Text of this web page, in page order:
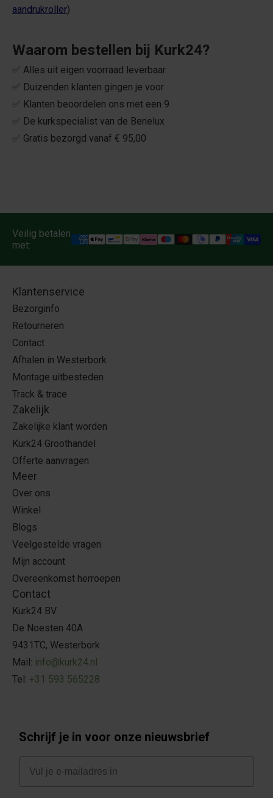
aandrukroller)
Waarom bestellen bij Kurk24?
✅ Alles uit eigen voorraad leverbaar
✅ Duizenden klanten gingen je voor
✅ Klanten beoordelen ons met een 9
✅ De kurkspecialist van de Benelux
✅ Gratis bezorgd vanaf € 95,00
Veilig betalen
met:
Klantenservice
Bezorginfo
Retourneren
Contact
Afhalen in Westerbork
Montage uitbesteden
Track & trace
Zakelijk
Zakelijke klant worden
Kurk24 Groothandel
Offerte aanvragen
Meer
Over ons
Winkel
Blogs
Veelgestelde vragen
Mijn account
Overeenkomst herroepen
Contact
Kurk24 BV
De Noesten 40A
9431TC, Westerbork
Mail: info@kurk24.nl
Tel: +31 593 565228
Schrijf je in voor onze nieuwsbrief
E-mail